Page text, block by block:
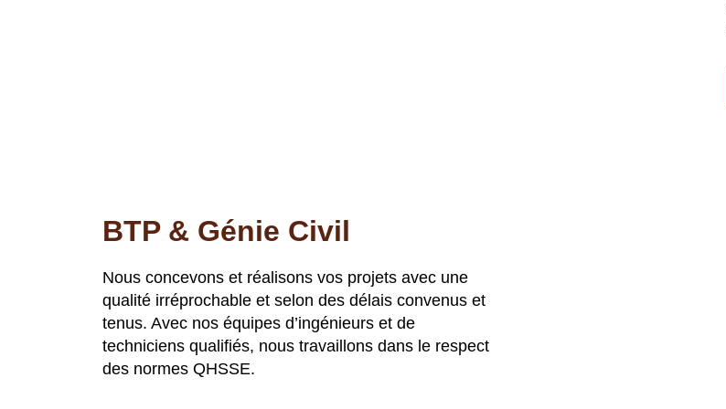
BTP & Génie Civil
Nous concevons et réalisons vos projets avec une
qualité irréprochable et selon des délais convenus et
tenus. Avec nos équipes d’ingénieurs et de
techniciens qualifiés, nous travaillons dans le respect
des normes QHSSE.